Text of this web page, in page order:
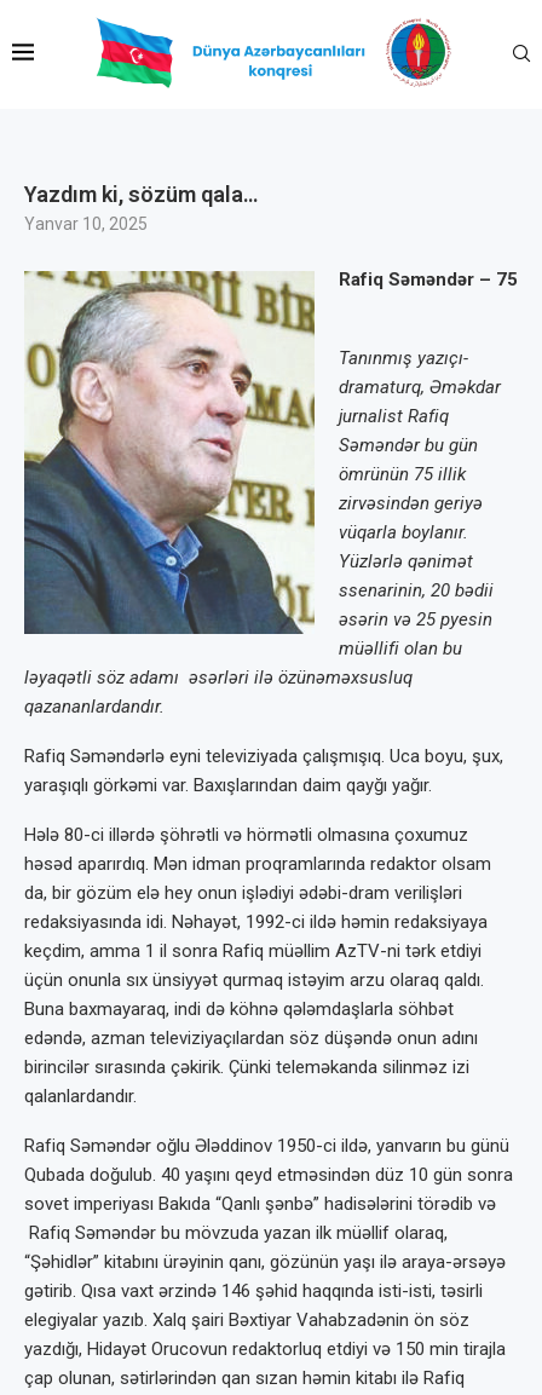
Yazdım ki, sözüm qala…
Yanvar 10, 2025
Rafiq Səməndər – 75
Tanınmış yazıçı-
dramaturq, Əməkdar
jurnalist Rafiq
Səməndər bu gün
ömrünün 75 illik
zirvəsindən geriyə
vüqarla boylanır.
Yüzlərlə qənimət
ssenarinin, 20 bədii
əsərin və 25 pyesin
müəllifi olan bu
ləyaqətli söz adamı əsərləri ilə özünəməxsusluq
qazananlardandır.
Rafiq Səməndərlə eyni televiziyada çalışmışıq. Uca boyu, şux,
yaraşıqlı görkəmi var. Baxışlarından daim qayğı yağır.
Hələ 80-ci illərdə şöhrətli və hörmətli olmasına çoxumuz
həsəd aparırdıq. Mən idman proqramlarında redaktor olsam
da, bir gözüm elə hey onun işlədiyi ədəbi-dram verilişləri
redaksiyasında idi. Nəhayət, 1992-ci ildə həmin redaksiyaya
keçdim, amma 1 il sonra Rafiq müəllim AzTV-ni tərk etdiyi
üçün onunla sıx ünsiyyət qurmaq istəyim arzu olaraq qaldı.
Buna baxmayaraq, indi də köhnə qələmdaşlarla söhbət
edəndə, azman televiziyaçılardan söz düşəndə onun adını
birincilər sırasında çəkirik. Çünki teleməkanda silinməz izi
qalanlardandır.
Rafiq Səməndər oğlu Ələddinov 1950-ci ildə, yanvarın bu günü
Qubada doğulub. 40 yaşını qeyd etməsindən düz 10 gün sonra
sovet imperiyası Bakıda “Qanlı şənbə” hadisələrini törədib və
Rafiq Səməndər bu mövzuda yazan ilk müəllif olaraq,
“Şəhidlər” kitabını ürəyinin qanı, gözünün yaşı ilə araya-ərsəyə
gətirib. Qısa vaxt ərzində 146 şəhid haqqında isti-isti, təsirli
elegiyalar yazıb. Xalq şairi Bəxtiyar Vahabzadənin ön söz
yazdığı, Hidayət Orucovun redaktorluq etdiyi və 150 min tirajla
çap olunan, sətirlərindən qan sızan həmin kitabı ilə Rafiq